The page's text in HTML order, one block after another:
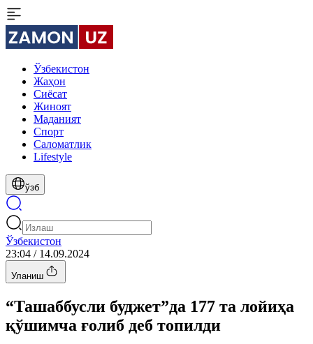
Ўзбекистон
Жаҳон
Сиёсат
Жиноят
Маданият
Спорт
Cаломатлик
Lifestyle
ўзб
Ўзбекистон
23:04 / 14.09.2024
Уланиш
“Ташаббусли буджет”да 177 та лойиҳа
қўшимча ғолиб деб топилди